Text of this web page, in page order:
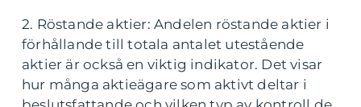
2. Röstande aktier: Andelen röstande aktier i
förhållande till totala antalet utestående
aktier är också en viktig indikator. Det visar
hur många aktieägare som aktivt deltar i